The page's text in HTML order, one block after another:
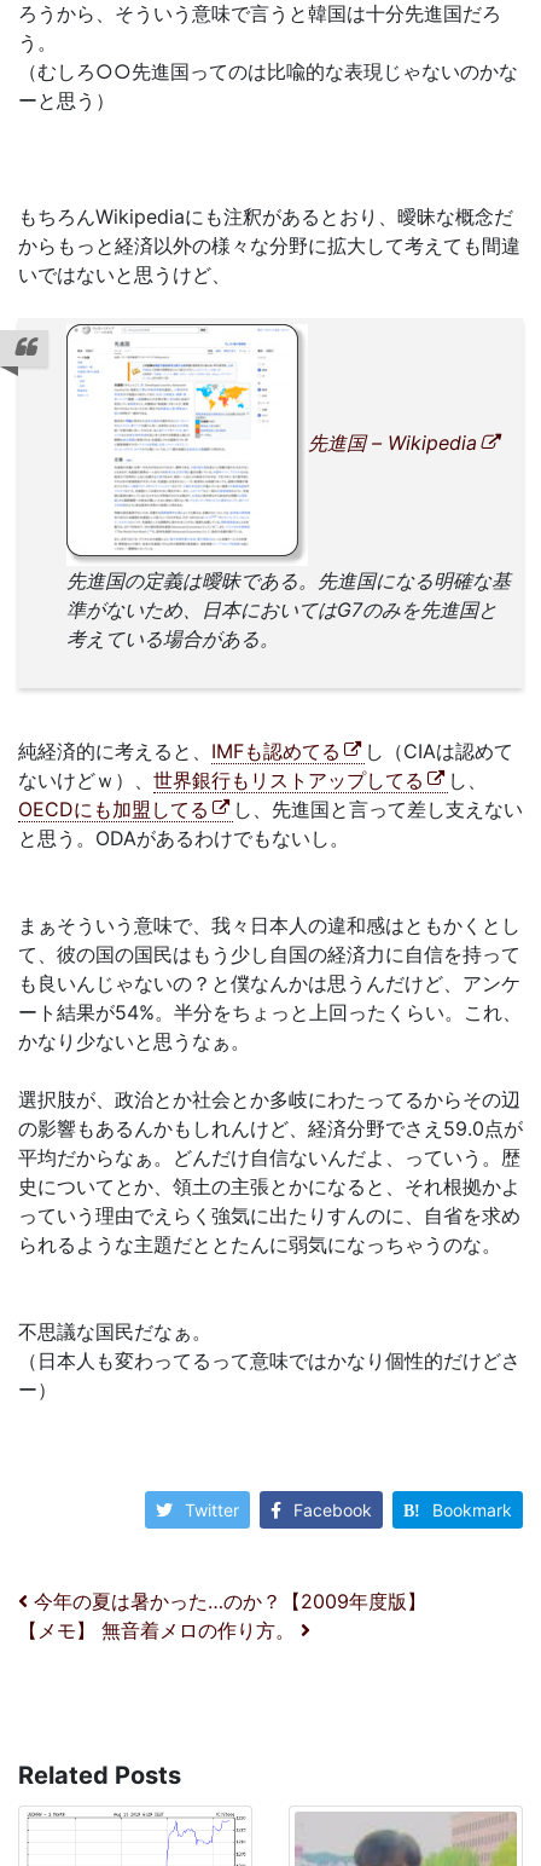
ろうから、そういう意味で言うと韓国は十分先進国だろ
う。
（むしろ○○先進国ってのは比喩的な表現じゃないのかな
ーと思う）
もちろんWikipediaにも注釈があるとおり、曖昧な概念だ
からもっと経済以外の様々な分野に拡大して考えても間違
いではないと思うけど、
先進国 – Wikipedia
先進国の定義は曖昧である。先進国になる明確な基
準がないため、日本においてはG7のみを先進国と
考えている場合がある。
純経済的に考えると、 IMFも認めてる
し（CIAは認めて
ないけどｗ）、 世界銀行もリストアップしてる
し、
OECDにも加盟してる
し、先進国と言って差し支えない
と思う。ODAがあるわけでもないし。
まぁそういう意味で、我々日本人の違和感はともかくとし
て、彼の国の国民はもう少し自国の経済力に自信を持って
も良いんじゃないの？と僕なんかは思うんだけど、アンケ
ート結果が54%。半分をちょっと上回ったくらい。これ、
かなり少ないと思うなぁ。
選択肢が、政治とか社会とか多岐にわたってるからその辺
の影響もあるんかもしれんけど、経済分野でさえ59.0点が
平均だからなぁ。どんだけ自信ないんだよ、っていう。歴
史についてとか、領土の主張とかになると、それ根拠かよ
っていう理由でえらく強気に出たりすんのに、自省を求め
られるような主題だととたんに弱気になっちゃうのな。
不思議な国民だなぁ。
（日本人も変わってるって意味ではかなり個性的だけどさ
ー）
Twitter Facebook Bookmark
投稿ナビゲーション
今年の夏は暑かった…のか？【2009年度版】
【メモ】 無音着メロの作り方。
Related Posts